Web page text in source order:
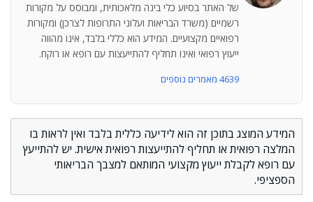
של האתר בסיוע כלי בינה מלאכותית, ומבוסס על מקורות
רשמיים (משרד הבריאות ועלוני התרופות לצרכן) ומקורות
רפואיים מקצועיים. המידע הוא כללי בלבד, אינו מהווה
ייעוץ רפואי ואינו תחליף להתייעצות עם רופא או רוקח.
4639 מאמרים נוספים
המידע המוצג בתוכן זה הוא לידיעה כללית בלבד ואין לראות בו
המלצה רפואית או תחליף להתייעצות רפואית אישית. יש להתייעץ
עם רופא לקבלת ייעוץ מקצועי המותאם למצבך הבריאותי
הספציפי.